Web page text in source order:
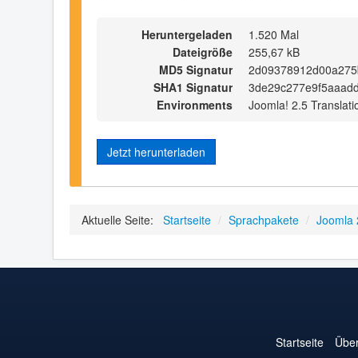
Heruntergeladen
1.520 Mal
Dateigröße
255,67 kB
MD5 Signatur
SHA1 Signatur
Environments
Joomla! 2.5
Jetzt herunterladen
Aktuelle Seite: Startseite / Sprachpakete / Joomla
Startseite